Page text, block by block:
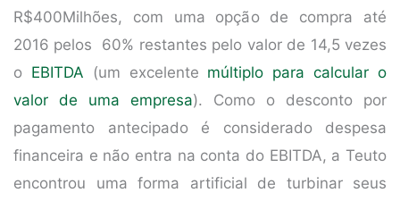
R$400Milhões, com uma opção de compra até
2016 pelos 60% restantes pelo valor de 14,5 vezes
o EBITDA (um excelente múltiplo para calcular o
valor de uma empresa). Como o desconto por
pagamento antecipado é considerado despesa
financeira e não entra na conta do EBITDA, a Teuto
encontrou uma forma artificial de turbinar seus